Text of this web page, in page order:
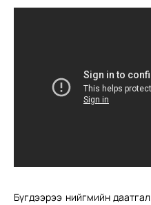
Бүгдээрээ нийгмийн